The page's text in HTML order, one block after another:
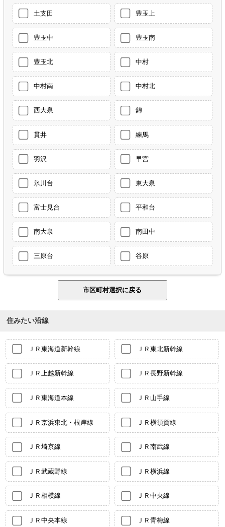
土支田 豊玉上
豊玉中 豊玉南
豊玉北 中村
中村南 中村北
西大泉 錦
貫井 練馬
羽沢 早宮
氷川台 東大泉
富士見台 平和台
南大泉 南田中
三原台 谷原
住みたい沿線
ＪＲ東海道新幹線 ＪＲ東北新幹線
ＪＲ上越新幹線 ＪＲ長野新幹線
ＪＲ東海道本線 ＪＲ山手線
ＪＲ京浜東北・根岸線 ＪＲ横須賀線
ＪＲ埼京線 ＪＲ南武線
ＪＲ武蔵野線 ＪＲ横浜線
ＪＲ相模線 ＪＲ中央線
ＪＲ中央本線 ＪＲ青梅線